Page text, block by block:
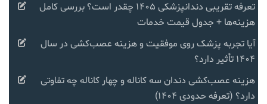
تعرفه تقریبی دندانپزشکی ۱۴۰۵ چقدر است؟ بررسی کامل
هزینه‌ها + جدول قیمت خدمات
آیا تجربه پزشک روی موفقیت و هزینه عصب‌کشی در سال
۱۴۰۴ تأثیر دارد؟
هزینه عصب‌کشی دندان سه کاناله و چهار کاناله چه تفاوتی
دارد؟ (تعرفه حدودی ۱۴۰۴)